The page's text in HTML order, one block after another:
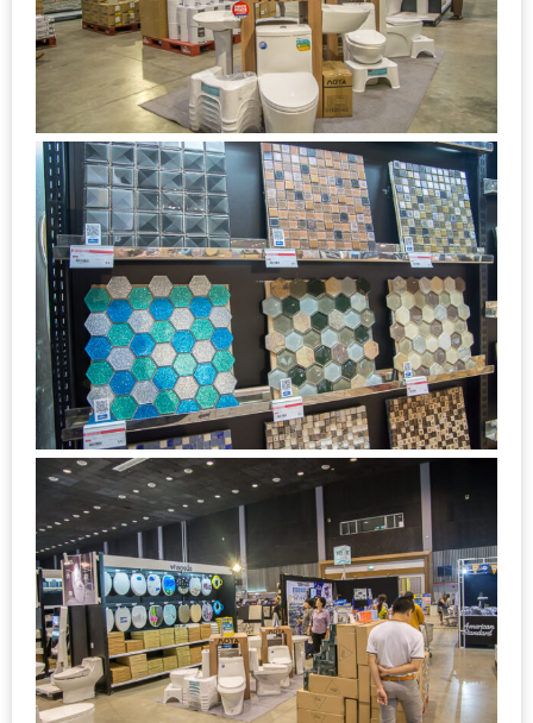
อินน์
เชียงใหม่
PANDA
TIME
:
ทำไม
เรา
ไม่
ทำ
อาหาร
ทาน
เอง?
SHOP
TOP
10
รีวิว
ร้าน
อาหาร
ที่